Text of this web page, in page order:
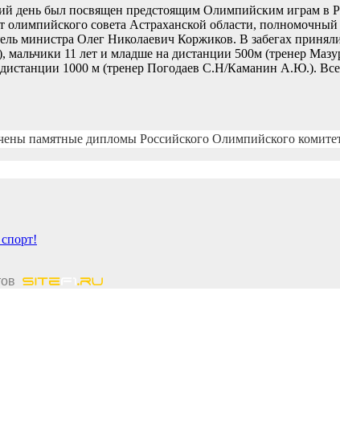
день был посвящен предстоящим Олимпийским играм в
олимпийского совета Астраханской области,
министра Олег Николаевич Коржиков. В забегах
11 лет и младше на дистанции 500м (тренер
1000 м (тренер Погодаев С.Н/Каманин А.Ю.).
памятные дипломы Российского Олимпийского